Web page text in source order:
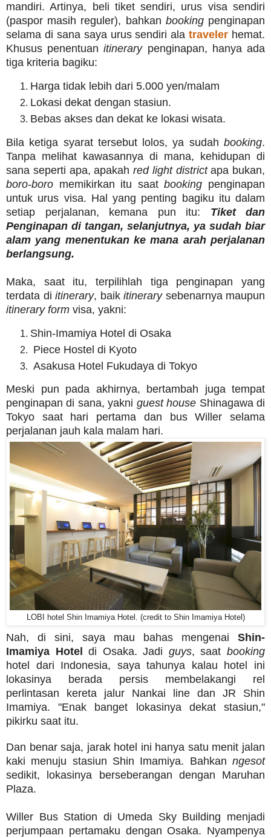
mandiri. Artinya, beli tiket sendiri, urus visa sendiri
(paspor masih reguler), bahkan bookingpenginapan
selama di sana saya urus sendiri alatraveler hemat.
Khusus penentuanitinerarypenginapan, hanya ada
tiga kriteria bagiku:
Harga tidak lebih dari 5.000 yen/malam
Lokasi dekat dengan stasiun.
Bebas akses dan dekat ke lokasi wisata.
Bila ketiga syarat tersebut lolos, ya sudah booking.
Tanpa melihat kawasannya di mana, kehidupan di
sana seperti apa, apakah red light districtapa bukan,
boro-boro memikirkan itu saatbooking penginapan
untuk urus visa. Hal yang penting bagiku itu dalam
setiap perjalanan, kemana pun itu: Tiket dan
Penginapan di tangan, selanjutnya, ya sudah biar
alam yang menentukan ke mana arah perjalanan
berlangsung.
Maka, saat itu, terpilihlah tiga penginapan yang
terdata di itinerary, baik itinerarysebenarnya maupun
itinerary form visa, yakni:
Shin-Imamiya Hotel di Osaka
Piece Hostel di Kyoto
Asakusa Hotel Fukudaya di Tokyo
Meski pun pada akhirnya, bertambah juga tempat
penginapan di sana, yakni guest house Shinagawa di
Tokyo saat hari pertama dan bus Willer selama
perjalanan jauh kala malam hari.
LOBI hotel Shin Imamiya Hotel. (credit to Shin Imamiya Hotel)
Nah, di sini, saya mau bahas mengenai Shin-
Imamiya Hoteldi Osaka. Jadi guys, saatbooking
hotel dari Indonesia, saya tahunya kalau hotel ini
lokasinya berada persis membelakangi rel
perlintasan kereta jalur Nankai line dan JR Shin
Imamiya. "Enak banget lokasinya dekat stasiun,"
pikirku saat itu.
Dan benar saja, jarak hotel ini hanya satu menit jalan
kaki menuju stasiun Shin Imamiya. Bahkan ngesot
sedikit, lokasinya berseberangan dengan Maruhan
Plaza.
Willer Bus Station di Umeda Sky Building menjadi
perjumpaan pertamaku dengan Osaka. Nyampenya